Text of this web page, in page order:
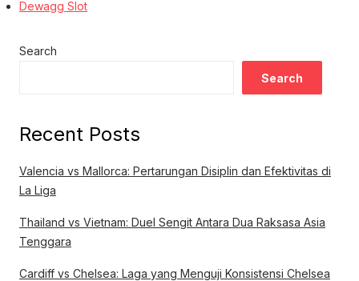
Dewagg Slot
Search
Search
Recent Posts
Valencia vs Mallorca: Pertarungan Disiplin dan Efektivitas di
La Liga
Thailand vs Vietnam: Duel Sengit Antara Dua Raksasa Asia
Tenggara
Cardiff vs Chelsea: Laga yang Menguji Konsistensi Chelsea